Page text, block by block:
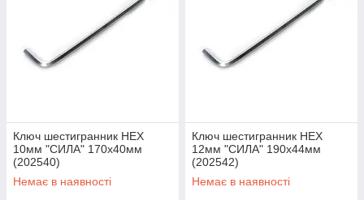
Ключ шестигранник HEX
10мм "СИЛА" 170х40мм
(202540)
Немає в наявності
Ключ шестигранник HEX
12мм "СИЛА" 190х44мм
(202542)
Немає в наявності